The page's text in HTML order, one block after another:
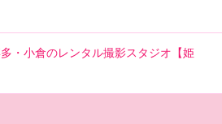
・小倉のレンタル撮影スタジオ【姫